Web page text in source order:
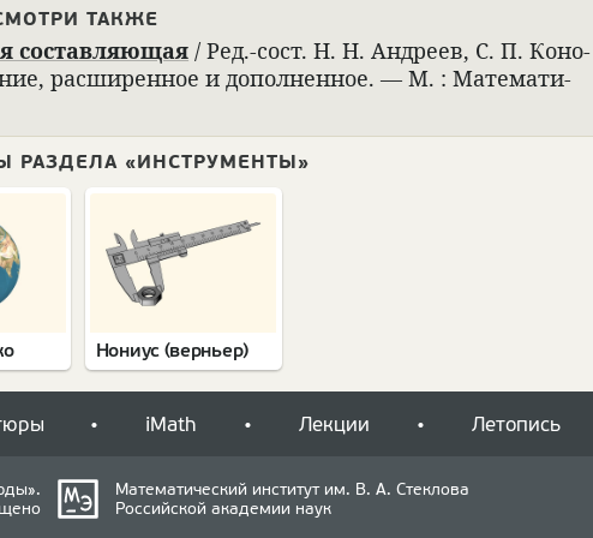
ТАКЖЕ
состав­ляющая / Ред.-сост. Н. Н. Андреев, С. П. Коно­
расши­рен­ное и допол­нен­ное. — М. : Матема­ти­
РАЗДЕЛА «ИНСТРУМЕНТЫ»
Нониус (верньер)
iMath Лекции Летопись
Математический институт им. В. А. Стеклова
Российской академии наук